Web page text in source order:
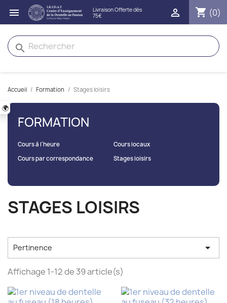
🌍
 shopping_cart (0)

search
Accueil Formation Stages loisirs
FORMATION
Cours à l'heure
Cours locaux
Cours par correspondance
Stages loisirs
STAGES LOISIRS
Pertinence 
Affichage 1-12 de 39 article(s)